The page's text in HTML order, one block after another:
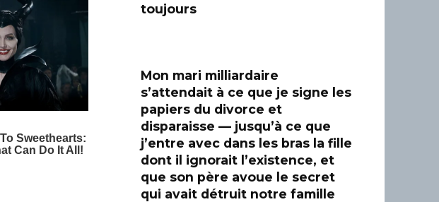
toujours
Mon mari milliardaire
s’attendait à ce que je signe les
papiers du divorce et
disparaisse — jusqu’à ce que
j’entre avec dans les bras la fille
dont il ignorait l’existence, et
que son père avoue le secret
qui avait détruit notre famille